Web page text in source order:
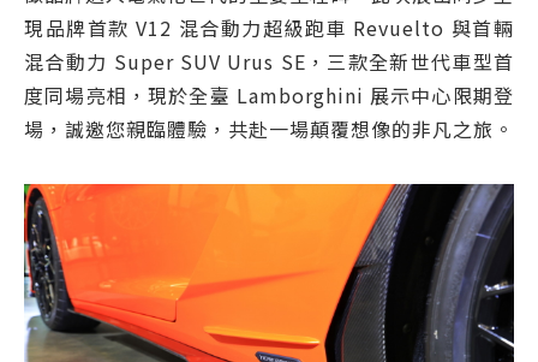
現品牌首款 V12 混合動力超級跑車 Revuelto 與首輛
混合動力 Super SUV Urus SE，三款全新世代車型首
度同場亮相，現於全臺 Lamborghini 展示中心限期登
場，誠邀您親臨體驗，共赴一場顛覆想像的非凡之旅。